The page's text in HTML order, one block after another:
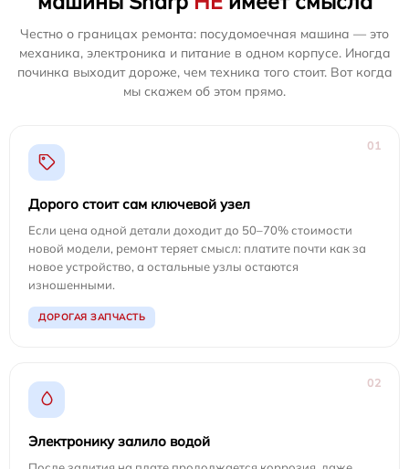
Честно о границах ремонта: посудомоечная машина — это
механика, электроника и питание в одном корпусе. Иногда
починка выходит дороже, чем техника того стоит. Вот когда
мы скажем об этом прямо.
01
Дорого стоит сам ключевой узел
Если цена одной детали доходит до 50–70% стоимости
новой модели, ремонт теряет смысл: платите почти как за
новое устройство, а остальные узлы остаются
изношенными.
ДОРОГАЯ ЗАПЧАСТЬ
02
Электронику залило водой